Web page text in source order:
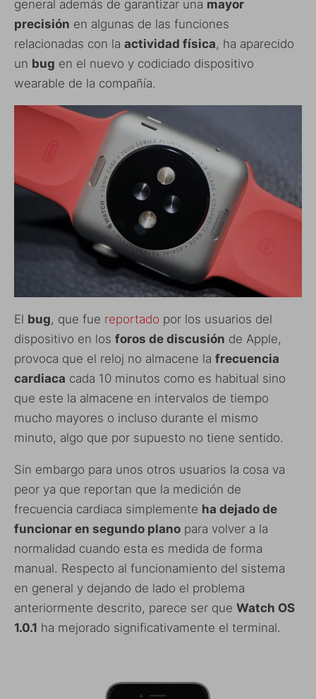
general además de garantizar una mayor
precisión en algunas de las funciones
relacionadas con la actividad física, ha aparecido
un bug en el nuevo y codiciado dispositivo
wearable de la compañía.
El bug, que fue reportado por los usuarios del
dispositivo en los foros de discusión de Apple,
provoca que el reloj no almacene la frecuencia
cardiaca cada 10 minutos como es habitual sino
que este la almacene en intervalos de tiempo
mucho mayores o incluso durante el mismo
minuto, algo que por supuesto no tiene sentido.
Sin embargo para unos otros usuarios la cosa va
peor ya que reportan que la medición de
frecuencia cardiaca simplemente ha dejado de
funcionar en segundo plano para volver a la
normalidad cuando esta es medida de forma
manual. Respecto al funcionamiento del sistema
en general y dejando de lado el problema
anteriormente descrito, parece ser que Watch OS
1.0.1 ha mejorado significativamente el terminal.